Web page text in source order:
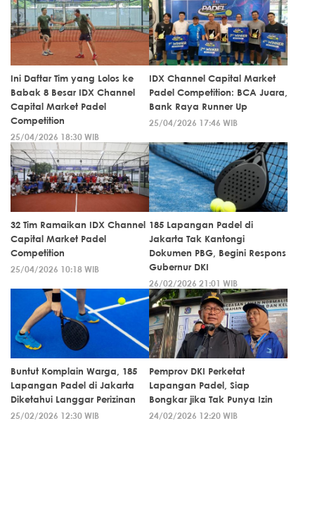
Ini Daftar Tim yang Lolos ke
Babak 8 Besar IDX Channel
Capital Market Padel
Competition
25/04/2026 18:30 WIB
IDX Channel Capital Market
Padel Competition: BCA Juara,
Bank Raya Runner Up
25/04/2026 17:46 WIB
32 Tim Ramaikan IDX Channel
Capital Market Padel
Competition
25/04/2026 10:18 WIB
185 Lapangan Padel di
Jakarta Tak Kantongi
Dokumen PBG, Begini Respons
Gubernur DKI
26/02/2026 21:01 WIB
Buntut Komplain Warga, 185
Lapangan Padel di Jakarta
Diketahui Langgar Perizinan
25/02/2026 12:30 WIB
Pemprov DKI Perketat
Lapangan Padel, Siap
Bongkar jika Tak Punya Izin
24/02/2026 12:20 WIB